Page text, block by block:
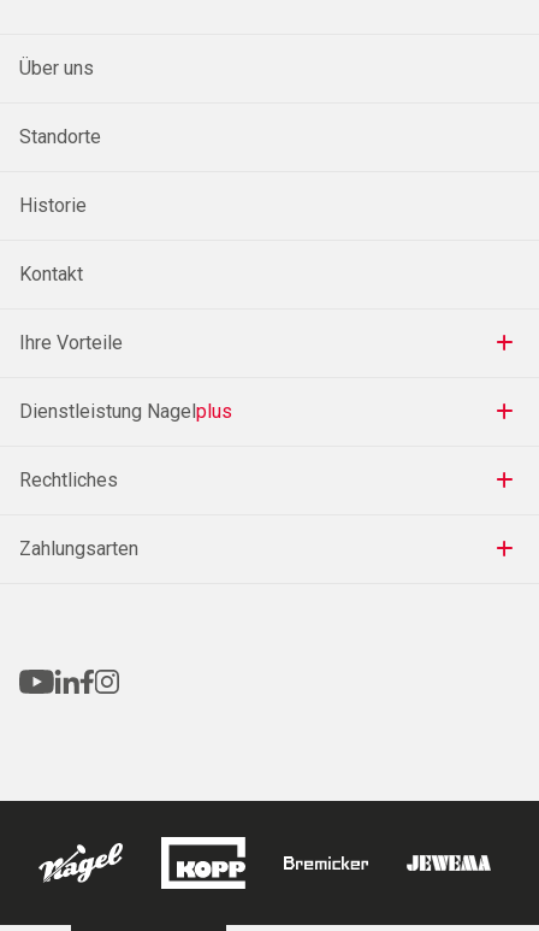
Über uns
Standorte
Historie
Kontakt
Ihre Vorteile
Dienstleistung Nagelplus
Rechtliches
Zahlungsarten